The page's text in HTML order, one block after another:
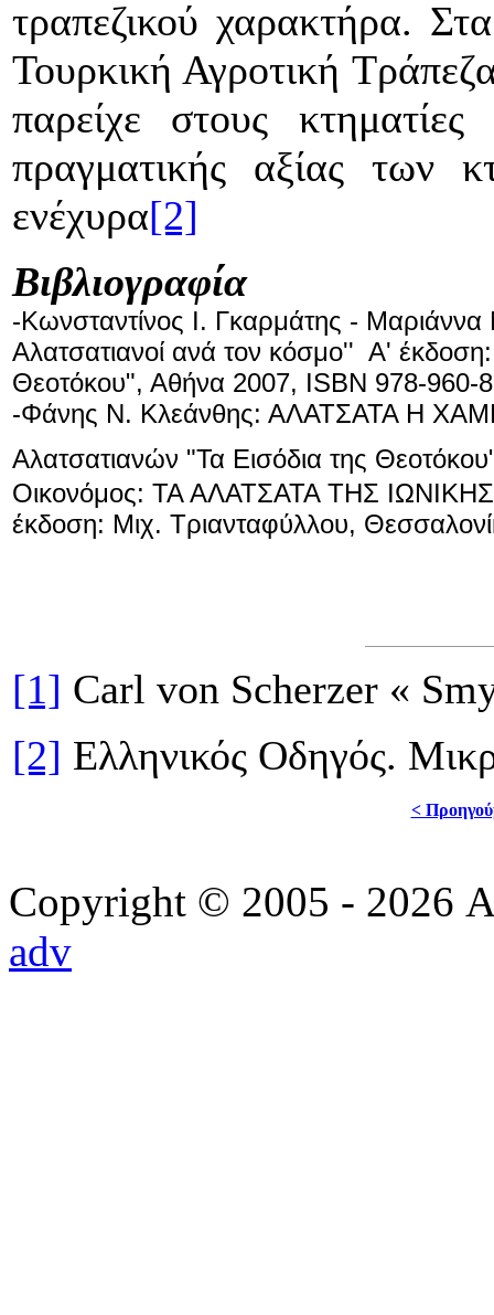
τραπεζικού χαρακτήρα.
Τουρκική Αγροτική
παρείχε στους
πραγματικής αξίας των
ενέχυρα[2]
Βιβλιογραφία
-Κωνσταντίνος Ι. Γκαρμάτης -
Αλατσατιανοί ανά τον κόσμο'' Α'
Θεοτόκου", Αθήνα 2007, ISBN 978-960-
-Φάνης Ν. Κλεάνθης: ΑΛΑΤΣΑΤΑ Η
Αλατσατιανών "Τα Εισόδια της
Οικονόμος: ΤΑ ΑΛΑΤΣΑΤΑ ΤΗΣ
έκδοση: Μιχ. Τριανταφύλλου,
[1] Carl von Scherzer «
[2] Ελληνικός Οδηγός.
<
Copyright © 2005 - 2026
adv